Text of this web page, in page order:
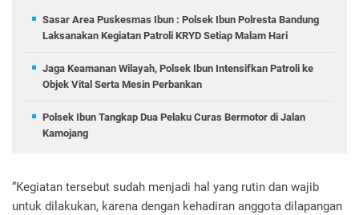
Sasar Area Puskesmas Ibun : Polsek Ibun Polresta Bandung
Laksanakan Kegiatan Patroli KRYD Setiap Malam Hari
Jaga Keamanan Wilayah, Polsek Ibun Intensifkan Patroli ke
Objek Vital Serta Mesin Perbankan
Polsek Ibun Tangkap Dua Pelaku Curas Bermotor di Jalan
Kamojang
“Kegiatan tersebut sudah menjadi hal yang rutin dan wajib
untuk dilakukan, karena dengan kehadiran anggota dilapangan